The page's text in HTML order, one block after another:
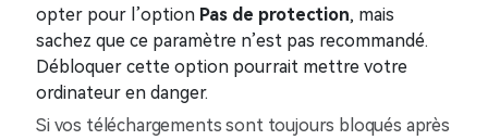
opter pour l’option Pas de protection, mais
sachez que ce paramètre n’est pas recommandé.
Débloquer cette option pourrait mettre votre
ordinateur en danger.
Si vos téléchargements sont toujours bloqués après